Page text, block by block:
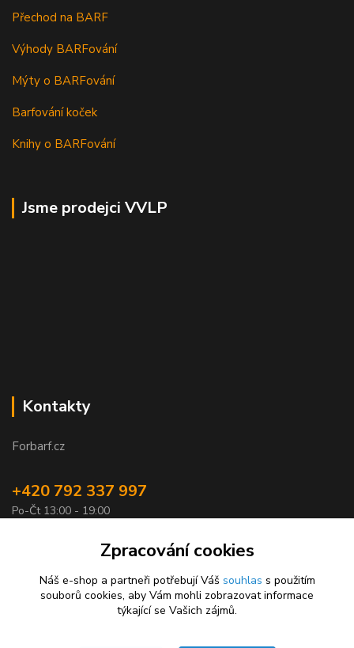
Přechod na BARF
Výhody BARFování
Mýty o BARFování
Barfování koček
Knihy o BARFování
Jsme prodejci VVLP
Kontakty
Forbarf.cz
+420 792 337 997
Po-Čt 13:00 - 19:00
objednavky@forbarf.czZpracování cookies
Náš e-shop a partneři potřebují Váš souhlas s použitím
souborů cookies, aby Vám mohli zobrazovat informace
týkající se Vašich zájmů.